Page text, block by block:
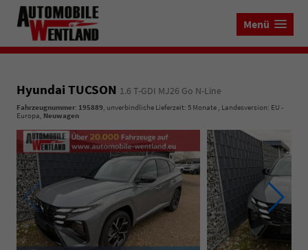
Menü
Hyundai TUCSON 1.6 T-GDI MJ26 Go N-Line
Fahrzeugnummer: 195889, unverbindliche Lieferzeit: 5 Monate , Landesversion: EU -
Europa, Neuwagen